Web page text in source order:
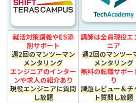
就活対策講義やES添
削サポート
週2回のマンツーマン
メンタリング
エンジニアのインター
ンや求人の紹介あり
現役エンジニアに質問
し放題
講師は全員現役エ
ニア
週2回のマンツー
メンタリング
無料の転職サポー
り
課題レビュー＆チ
ト質問し放題